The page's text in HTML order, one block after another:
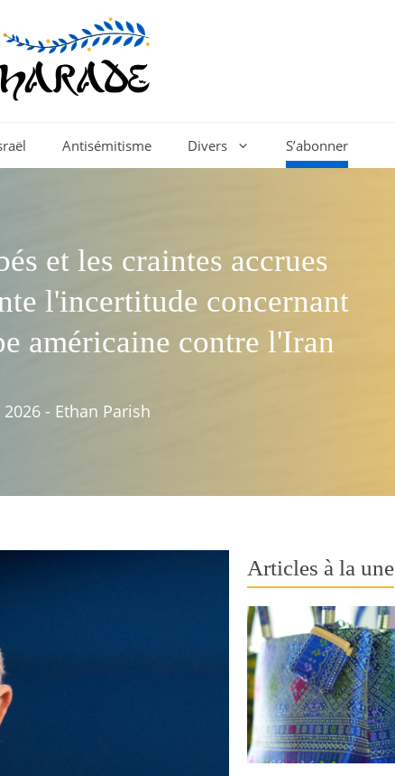
Antisémitisme Divers S’abonner
et les craintes accrues
l'incertitude concernant
américaine contre l'Iran
- Ethan Parish
Articles à la une